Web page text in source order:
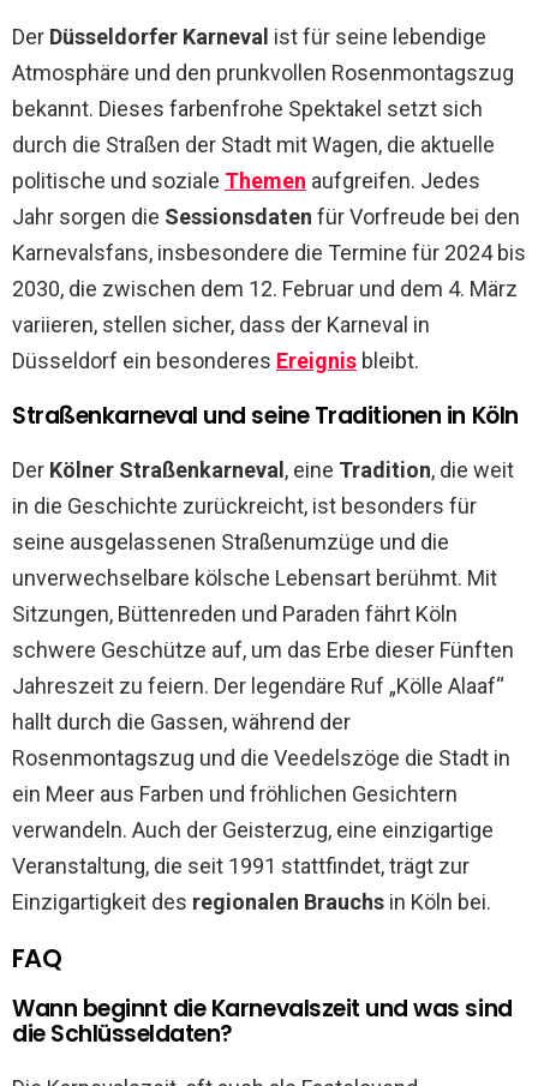
Der Düsseldorfer Karneval ist für seine lebendige
Atmosphäre und den prunkvollen Rosenmontagszug
bekannt. Dieses farbenfrohe Spektakel setzt sich
durch die Straßen der Stadt mit Wagen, die aktuelle
politische und soziale Themen aufgreifen. Jedes
Jahr sorgen die Sessionsdaten für Vorfreude bei den
Karnevalsfans, insbesondere die Termine für 2024 bis
2030, die zwischen dem 12. Februar und dem 4. März
variieren, stellen sicher, dass der Karneval in
Düsseldorf ein besonderes Ereignis bleibt.
Straßenkarneval und seine Traditionen in Köln
Der Kölner Straßenkarneval , eine Tradition, die weit
in die Geschichte zurückreicht, ist besonders für
seine ausgelassenen Straßenumzüge und die
unverwechselbare kölsche Lebensart berühmt. Mit
Sitzungen, Büttenreden und Paraden fährt Köln
schwere Geschütze auf, um das Erbe dieser Fünften
Jahreszeit zu feiern. Der legendäre Ruf „Kölle Alaaf“
hallt durch die Gassen, während der
Rosenmontagszug und die Veedelszöge die Stadt in
ein Meer aus Farben und fröhlichen Gesichtern
verwandeln. Auch der Geisterzug, eine einzigartige
Veranstaltung, die seit 1991 stattfindet, trägt zur
Einzigartigkeit des regionalen Brauchs in Köln bei.
FAQ
Wann beginnt die Karnevalszeit und was sind
die Schlüsseldaten?